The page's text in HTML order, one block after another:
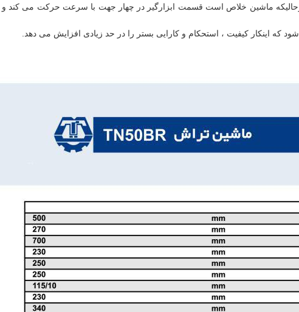
ماشین خلاص است قسمت ابزارگیر در چهار جهت با سرعت حرکت می کند
که اینکار کیفیت ، استحکام و کارایی بستر را در حد زیادی افزایش می دهد.